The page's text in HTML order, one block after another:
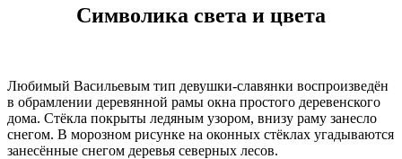
Символика света и цвета
Любимый Васильевым тип девушки-славянки воспроизведён
в обрамлении деревянной рамы окна простого деревенского
дома. Стёкла покрыты ледяным узором, внизу раму занесло
снегом. В морозном рисунке на оконных стёклах угадываются
занесённые снегом деревья северных лесов.